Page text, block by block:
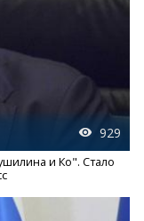
929
и Ко". Стало